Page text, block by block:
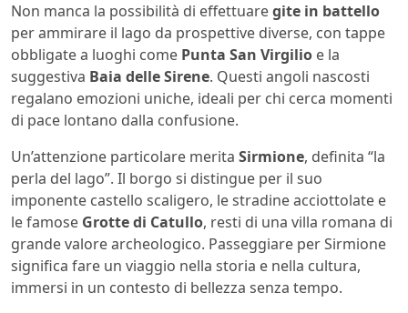
Non manca la possibilità di effettuaregite in battello
per ammirare il lago da prospettive diverse, con tappe
obbligate a luoghi come Punta San Virgilio e la
suggestiva Baia delle Sirene. Questi angoli nascosti
regalano emozioni uniche, ideali per chi cerca momenti
di pace lontano dalla confusione.
Un’attenzione particolare merita Sirmione, definita “la
perla del lago”. Il borgo si distingue per il suo
imponente castello scaligero, le stradine acciottolate e
le famose Grotte di Catullo, resti di una villa romana di
grande valore archeologico. Passeggiare per Sirmione
significa fare un viaggio nella storia e nella cultura,
immersi in un contesto di bellezza senza tempo.